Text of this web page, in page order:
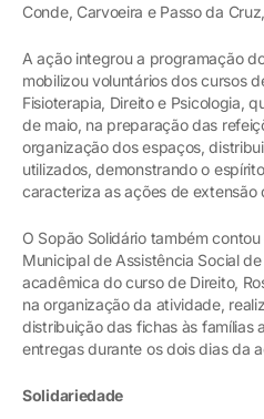
Conde, Carvoeira e Passo da
A ação integrou a programação
mobilizou voluntários dos cursos
Fisioterapia, Direito e Psicologia,
de maio, na preparação das
organização dos espaços,
utilizados, demonstrando o
caracteriza as ações de extensão
O Sopão Solidário também
Municipal de Assistência Social
acadêmica do curso de Direito,
na organização da atividade,
distribuição das fichas às famílias
entregas durante os dois dias da
Solidariedade